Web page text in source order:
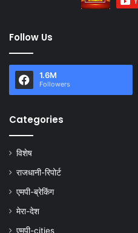
Follow Us
1.6M
Followers
Categories
विशेष
राजधानी-रिपोर्ट
एमपी-ब्रेकिंग
मेरा-देश
एमपी-cities